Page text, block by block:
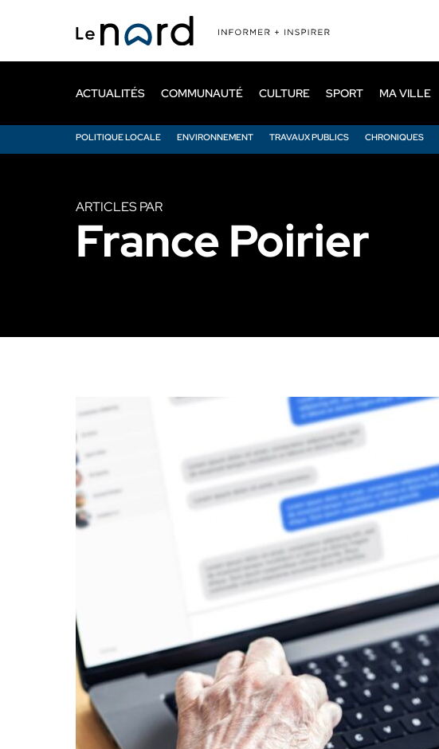
principal
ACTUALITÉS
POLITIQUE LOCALE ENVIRONNEMENT TRAVAUX PUBLICS CHRONIQUES
COMMUNAUTÉ CULTURE SPORT MA VILLE
ARTICLES PAR
France Poirier